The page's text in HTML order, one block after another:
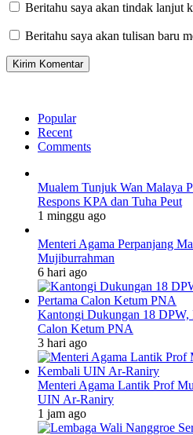
Beritahu saya akan tindak lanjut
Beritahu saya akan tulisan baru
Popular
Recent
Comments
Mualem Tunjuk Wan Malaya
Respons KPA dan Tuha Peut
1 minggu ago
Menteri Agama Perpanjang
Mujiburrahman
6 hari ago
Kantongi Dukungan 18 DPW,
Calon Ketum PNA
3 hari ago
Menteri Agama Lantik Prof
UIN Ar-Raniry
1 jam ago